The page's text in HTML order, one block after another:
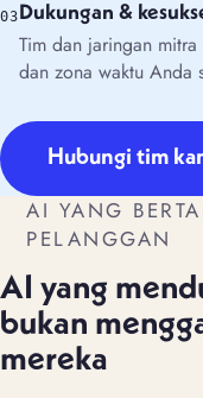
03 Dukungan &
Tim dan jaringan
dan zona waktu Anda
Hubungi tim
AI YANG
PELANGGAN
AI yang
bukan
mereka